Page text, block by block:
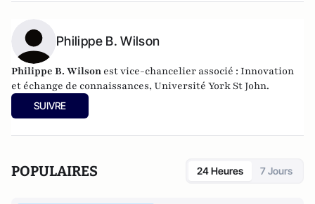
Philippe B. Wilson
Philippe B. Wilson est vice-chancelier associé : Innovation
et échange de connaissances, Université York St John.
SUIVRE
POPULAIRES 24 Heures 7 Jours